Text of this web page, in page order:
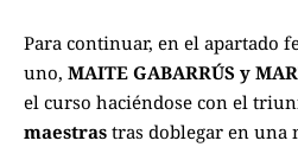
Para continuar, en el apartado
uno, MAITE GABARRÚS y
el curso haciéndose con el
maestras tras doblegar en una